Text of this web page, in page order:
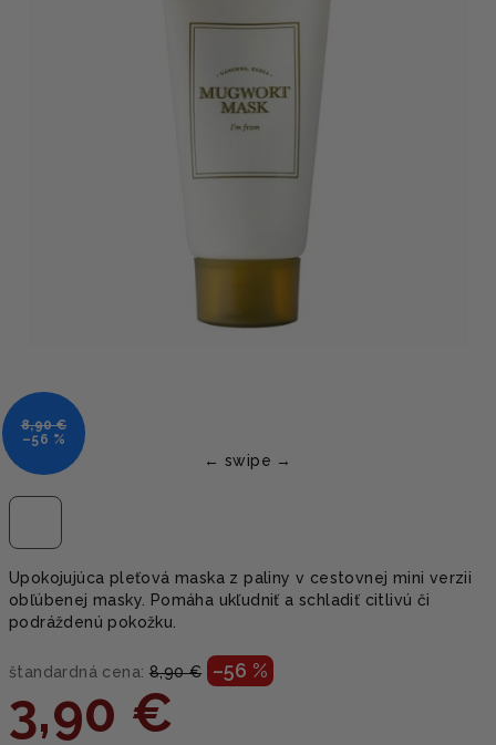
Upokojujúca pleťová maska z paliny v cestovnej mini verzii
obľúbenej masky. Pomáha ukľudniť a schladiť citlivú či
podráždenú pokožku.
štandardná cena: 8,90 € –56 %
3,90 €
8,90 €
–56 %